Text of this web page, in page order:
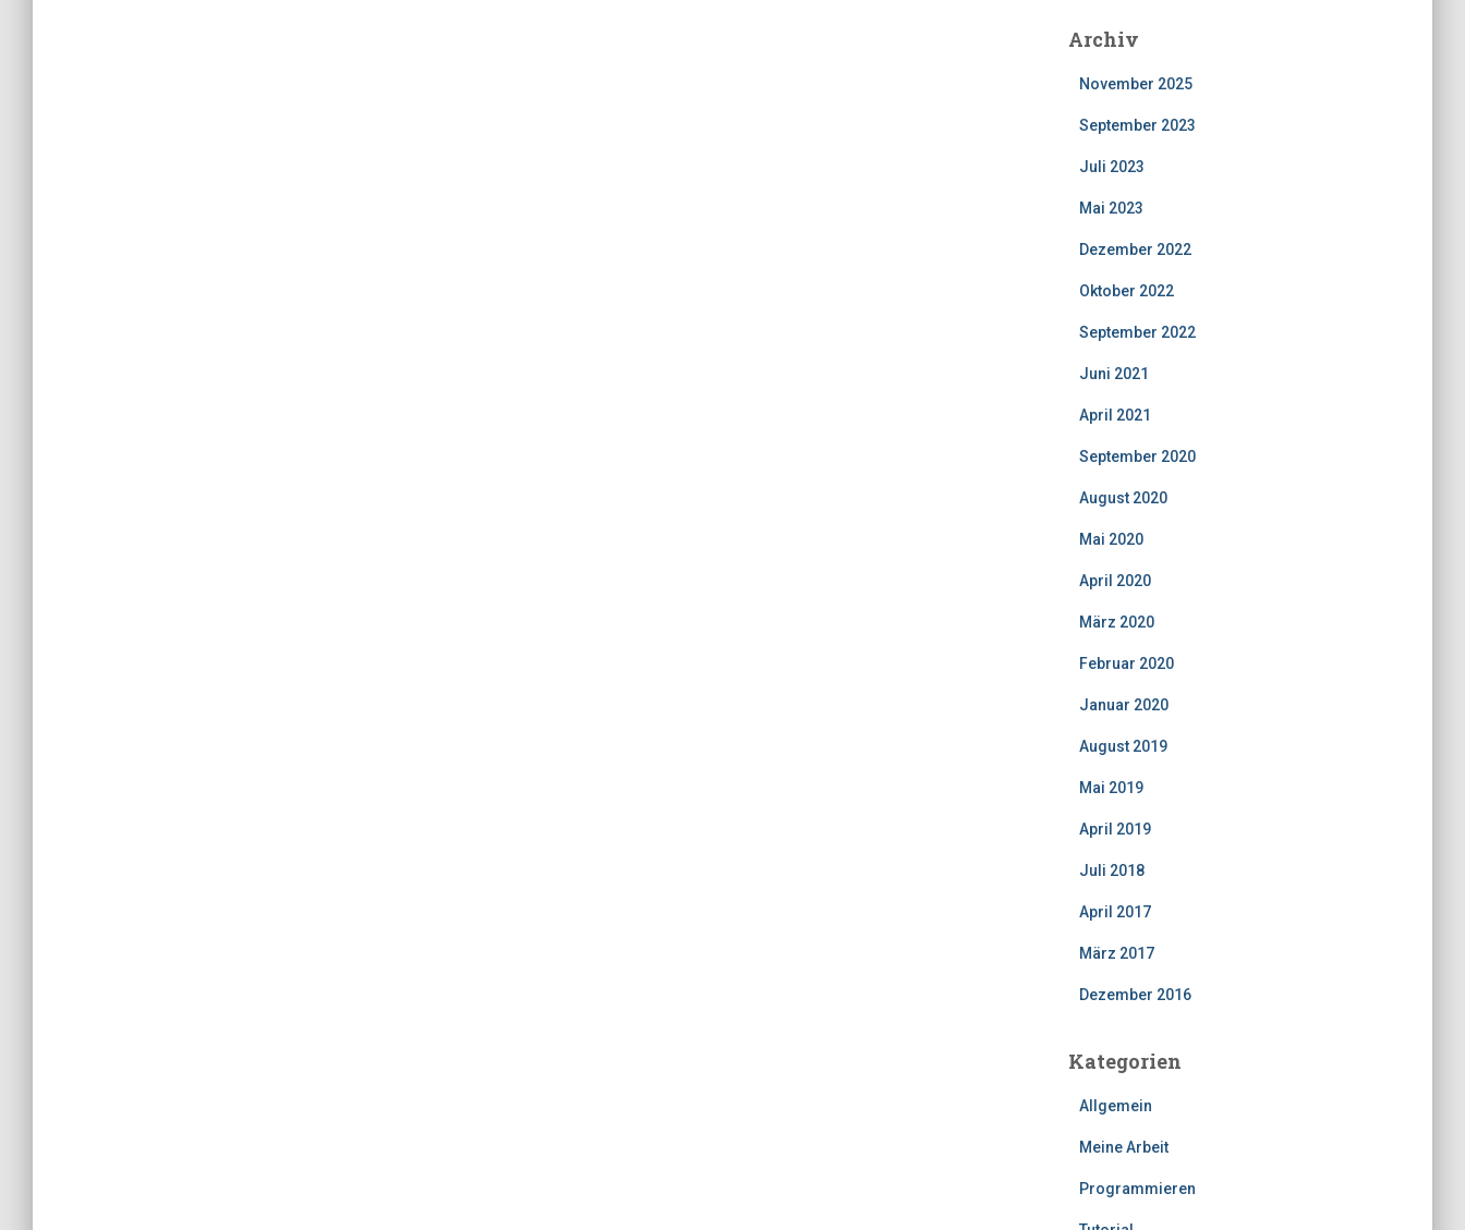
Archiv
November 2025
September 2023
Juli 2023
Mai 2023
Dezember 2022
Oktober 2022
September 2022
Juni 2021
April 2021
September 2020
August 2020
Mai 2020
April 2020
März 2020
Februar 2020
Januar 2020
August 2019
Mai 2019
April 2019
Juli 2018
April 2017
März 2017
Dezember 2016
Kategorien
Allgemein
Meine Arbeit
Programmieren